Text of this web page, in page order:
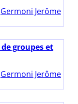
Germoni Jerôme
groupes et
Germoni Jerôme